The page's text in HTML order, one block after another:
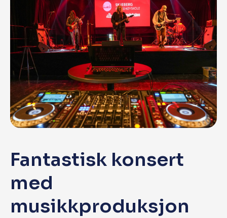
Skolen
Kontakt
Valgfag
Siste nytt
Q&A
English
Søk i dag
Fantastisk konsert
med
musikkproduksjon